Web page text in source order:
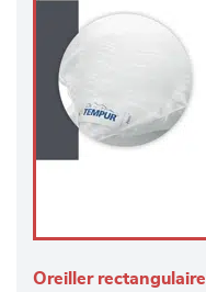
Oreiller rectangulaire